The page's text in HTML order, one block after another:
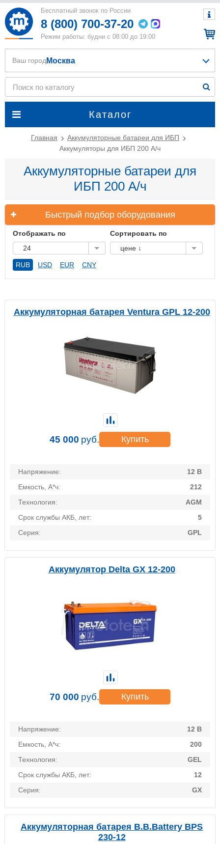
Бесплатный звонок по России
8 (800) 700-37-20
Режим работы: будни с 08:00 до 19:00
Каталог
Ваш город Москва
Главная
Аккумуляторные батареи для ИБП
Аккумуляторы для ИБП 200 А/ч
Аккумуляторные батареи для
ИБП 200 А/ч
Быстрый подбор оборудования
Отображать по
24
Сортировать по
цене ↓
RUB USD EUR CNY
Аккумуляторная батарея Ventura GPL 12-200
Напряжение:
12 В
Емкость, А*ч:
212
Технология:
AGM
Срок службы АКБ, лет:
5
Серия:
GPL
45 000 руб. Купить
Аккумулятор Delta GX 12-200
Напряжение:
12 В
Емкость, А*ч:
200
Технология:
GEL
Срок службы АКБ, лет:
12
Серия:
GX
70 000 руб. Купить
Аккумуляторная батарея B.B.Battery BPS
230-12